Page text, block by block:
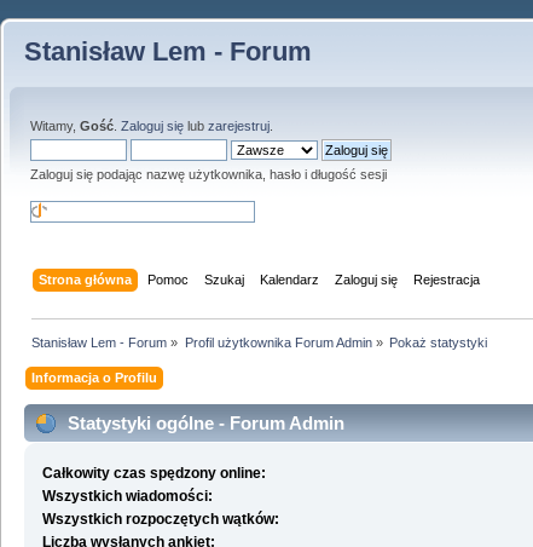
Stanisław Lem - Forum
Witamy, Gość Zaloguj się lub zarejestruj
Zaloguj się podając nazwę użytkownika, hasło i długość sesji
Strona główna Pomoc Szukaj Kalendarz Zaloguj się Rejestracja
Stanisław Lem - Forum » Profil użytkownika Forum Admin» Pokaż statystyki
Informacja o Profilu
Statystyki ogólne - Forum Admin
Całkowity czas spędzony online:
Wszystkich wiadomości:
Wszystkich rozpoczętych wątków:
Liczba wysłanych ankiet: